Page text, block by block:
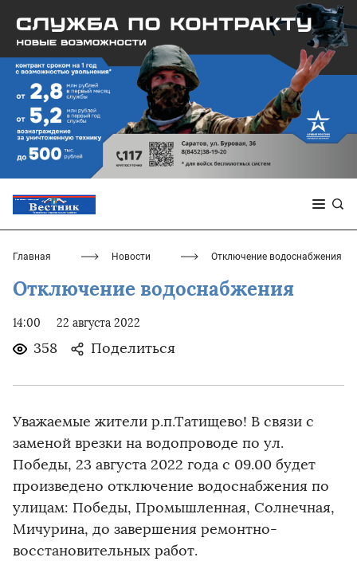
Главная Новости Отключение водоснабжения
Отключение водоснабжения
14:00 22 августа 2022
358 Поделиться
Уважаемые жители р.п.Татищево! В связи с
заменой врезки на водопроводе по ул.
Победы, 23 августа 2022 года с 09.00 будет
произведено отключение водоснабжения по
улицам: Победы, Промышленная, Солнечная,
Мичурина, до завершения ремонтно-
восстановительных работ.